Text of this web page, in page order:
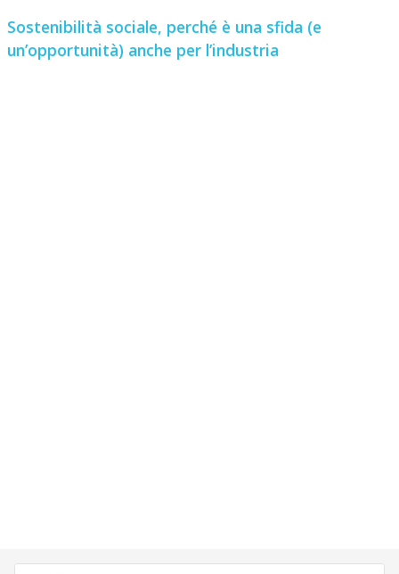
Sostenibilità sociale, perché è una sfida (e
un’opportunità) anche per l’industria